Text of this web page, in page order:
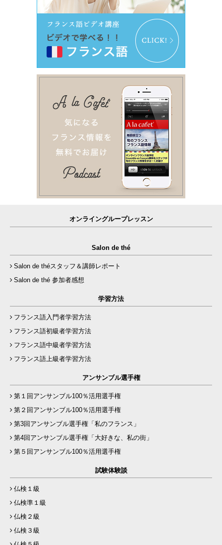
オンライングループレッスン
Salon de thé
Salon de théスタッフ＆講師レポート
Salon de thé 参加者感想
学習方法
フランス語入門者学習方法
フランス語初級者学習方法
フランス語中級者学習方法
フランス語上級者学習方法
アンサンブル選手権
第１回アンサンブル100％活用選手権
第２回アンサンブル100％活用選手権
第3回アンサンブル選手権「私のフランス」
第4回アンサンブル選手権「大好きな、私の街」
第５回アンサンブル100％活用選手権
試験体験談
仏検１級
仏検準１級
仏検２級
仏検３級